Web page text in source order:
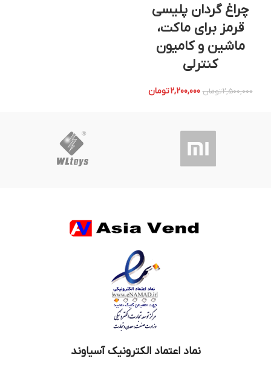
چراغ گردان پلیسی
قرمز برای ماکت،
ماشین و کامیون
کنترلی
2,500,000تومان 2,200,000تومان
نماد اعتماد الکترونیک آسیاوند